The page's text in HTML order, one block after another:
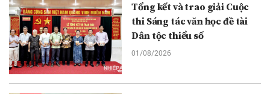
Tổng kết và trao giải Cuộc
thi Sáng tác văn học đề tài
Dân tộc thiểu số
01/08/2026